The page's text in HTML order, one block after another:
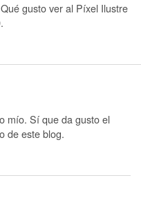
gusto ver al Píxel Ilustre
mío. Sí que da gusto el
de este blog.